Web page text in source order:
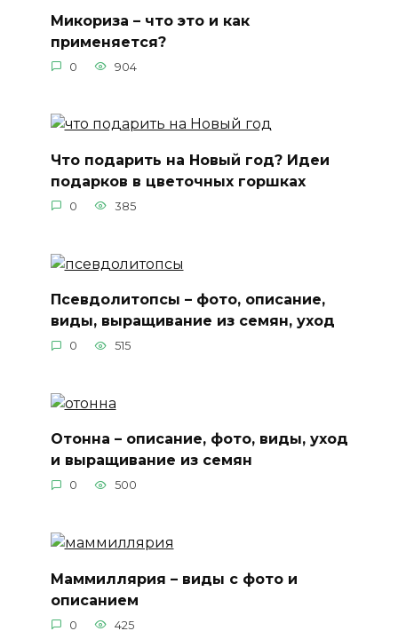
Микориза – что это и как
применяется?
0 904
Что подарить на Новый год? Идеи
подарков в цветочных горшках
0 385
Псевдолитопсы – фото, описание,
виды, выращивание из семян, уход
0 515
Отонна – описание, фото, виды, уход
и выращивание из семян
0 500
Маммиллярия – виды с фото и
описанием
0 425